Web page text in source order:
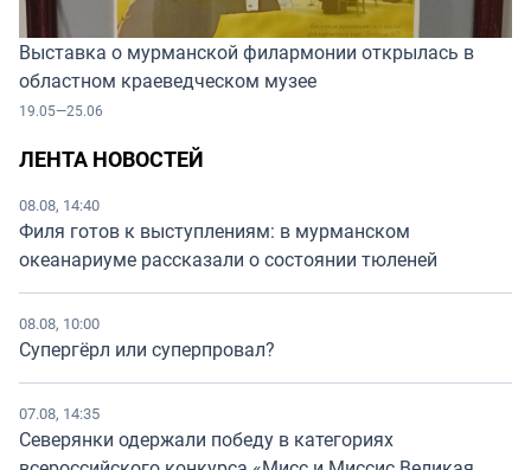
ЛЕНТА НОВОСТЕЙ
08.08, 14:40
Филя готов к выступлениям: в мурманском
океанариуме рассказали о состоянии тюленей
08.08, 10:00
Супергёрл или суперпровал?
07.08, 14:35
Северянки одержали победу в категориях
Выставка о мурманской филармонии открылась в
областном краеведческом музее
19.05—25.06